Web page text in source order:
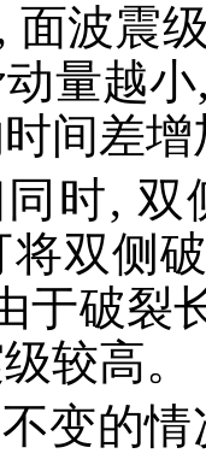
面波震
量越
间差
时,
双侧
于破裂
较高。
不变的